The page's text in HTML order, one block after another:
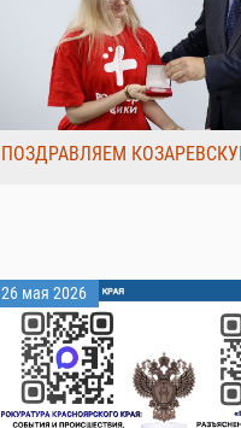
ПОЗДРАВЛЯЕМ
26 мая 2026